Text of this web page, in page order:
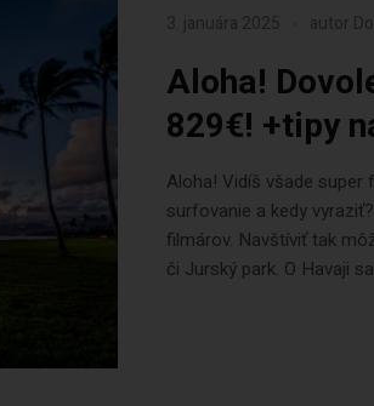
3. januára 2025 autor
Aloha!
829€! +tipy
Aloha! Vidíš všade
surfovanie a kedy
filmárov. Navštíviť tak
či Jurský park. O Havaji